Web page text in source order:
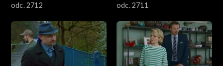
odc. 2712
odc. 2711